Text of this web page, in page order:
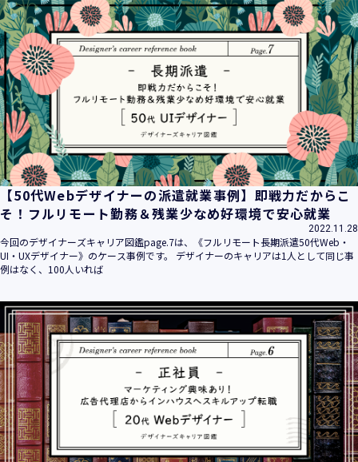
【50代Webデザイナーの派遣就業事例】即戦力だからこ
そ！フルリモート勤務＆残業少なめ好環境で安心就業
2022.11.28
今回のデザイナーズキャリア図鑑page.7は、《フルリモート長期派遣50代Web・
UI・UXデザイナー》のケース事例です。 デザイナーのキャリアは1人として同じ事
例はなく、100人いれば